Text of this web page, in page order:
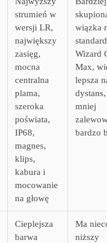
strumień w
wersji LR,
największy
zasięg,
mocna
centralna
plama,
szeroka
poświata,
IP68,
magnes,
klips,
kabura i
mocowanie
na głowę
wiązka
Wizard
Max,
lepsza
mniej
bardzo
Cieplejsza
barwa
Ma
niższy